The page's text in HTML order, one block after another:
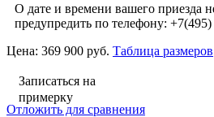
О дате и времени вашего приезда
предупредить по телефону:
Цена: 369 900 руб. Таблица размеров
Записаться на
примерку
Отложить для сравнения